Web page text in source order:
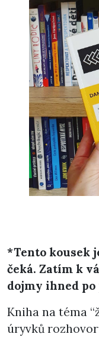
*Tento kousek
čeká. Zatím k
dojmy ihned
Kniha na téma
úryvků